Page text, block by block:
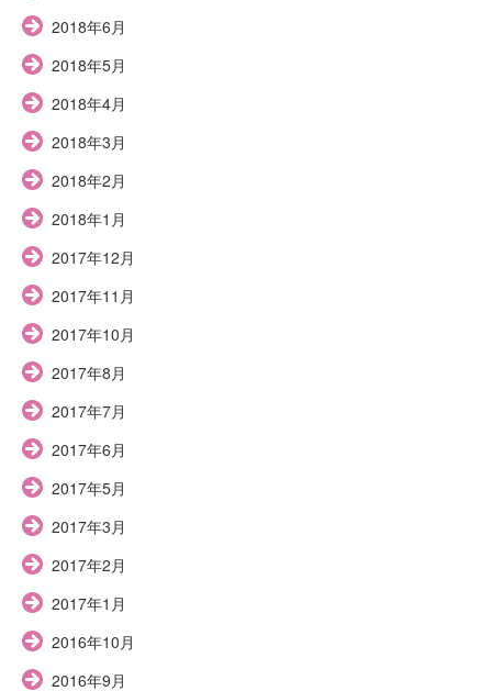
2018年6月
2018年5月
2018年4月
2018年3月
2018年2月
2018年1月
2017年12月
2017年11月
2017年10月
2017年8月
2017年7月
2017年6月
2017年5月
2017年3月
2017年2月
2017年1月
2016年10月
2016年9月